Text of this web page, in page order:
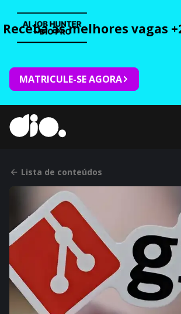
Receba as melhores vagas
MATRICULE-SE AGORA
Lista de conteúdos